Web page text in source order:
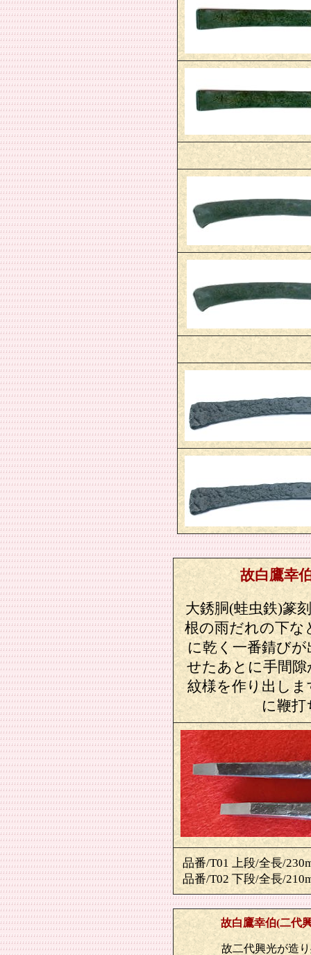
故白鷹幸
大銹胴(蛙虫鉄)篆
根の雨だれの下な
に乾く一番錆び
せたあとに手間
紋様を作り出し
に鞭打
品番/T01 上段/全長/
品番/T02 下段/全長/
故白鷹幸伯(二
故二代興光が造